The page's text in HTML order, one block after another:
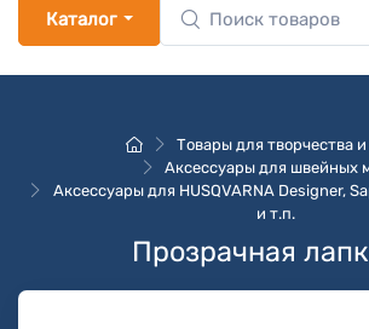
Каталог
Товары для творчества
Аксессуары для швейных
Аксессуары для HUSQVARNA Designer,
и т.п.
Прозрачная